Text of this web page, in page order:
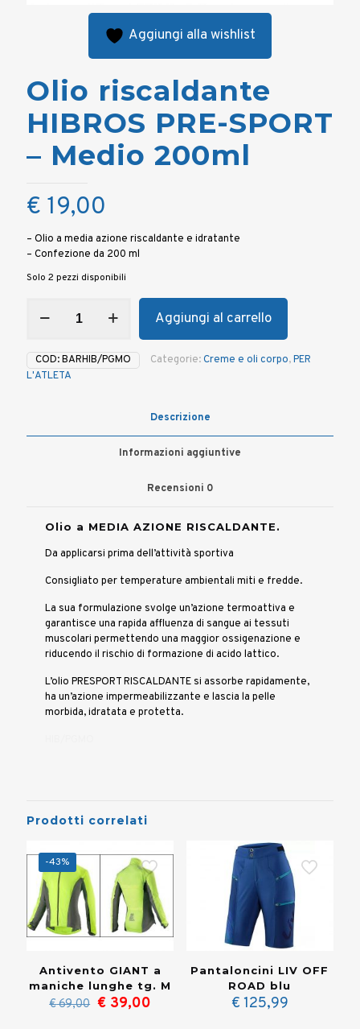
Aggiungi alla wishlist
Olio riscaldante
HIBROS PRE-SPORT
– Medio 200ml
€ 19,00
– Olio a media azione riscaldante e idratante
– Confezione da 200 ml
Solo 2 pezzi disponibili
riscaldante
PRE-
SPORT
-
Aggiungi al carrello
COD:BARHIB/PGMO Categorie:Creme e oli corpo,PER
L'ATLETA
Descrizione
Informazioni aggiuntive
Recensioni 0
Olio a MEDIA AZIONE RISCALDANTE.
Da applicarsi prima dell’attività sportiva
Consigliato per temperature ambientali miti e fredde.
La sua formulazione svolge un’azione termoattiva e
garantisce una rapida affluenza di sangue ai tessuti
muscolari permettendo una maggior ossigenazione e
riducendo il rischio di formazione di acido lattico.
L’olio PRESPORT RISCALDANTE si assorbe rapidamente,
ha un’azione impermeabilizzante e lascia la pelle
morbida, idratata e protetta.
Prodotti correlati
-43%
Antivento GIANT a
maniche lunghe tg. M
€69,00 Il
€ 39,00
Pantaloncini LIV OFF
ROAD blu
€ 125,99